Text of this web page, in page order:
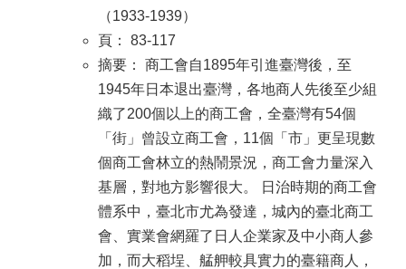
（1933-1939）
頁： 83-117
摘要： 商工會自1895年引進臺灣後，至
1945年日本退出臺灣，各地商人先後至少組
織了200個以上的商工會，全臺灣有54個
「街」曾設立商工會，11個「市」更呈現數
個商工會林立的熱鬧景況，商工會力量深入
基層，對地方影響很大。 日治時期的商工會
體系中，臺北市尤為發達，城內的臺北商工
會、實業會網羅了日人企業家及中小商人參
加，而大稻埕、艋舺較具實力的臺籍商人，